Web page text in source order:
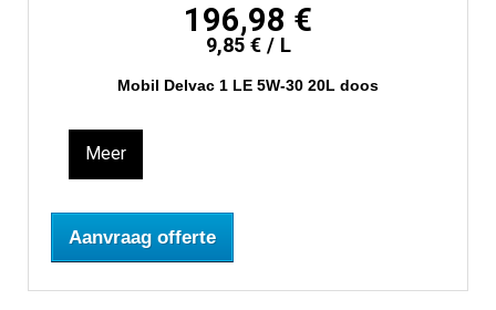
196,98 €
9,85 € / L
Mobil Delvac 1 LE 5W-30 20L doos
Meer
Aanvraag offerte